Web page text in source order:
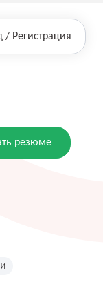
/ Регистрация
резюме